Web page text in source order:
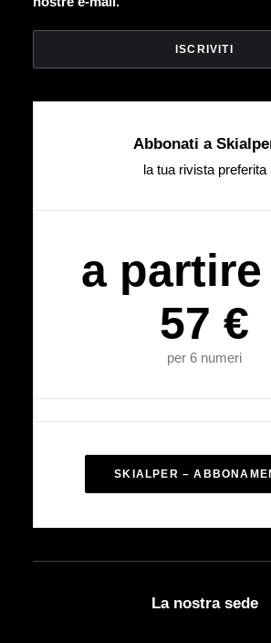
Abbonati a
la tua rivista preferita
a
57 €
per 6 numeri
SKIALPER –
La nostra sede